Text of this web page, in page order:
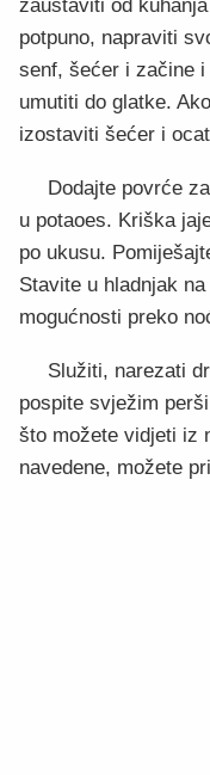
zaustaviti od
potpuno, napraviti
senf, šećer i začine
umutiti do glatke.
izostaviti šećer i
Dodajte povrće
u potaoes. Kriška
po ukusu.
Stavite u hladnjak
mogućnosti preko
Služiti, narezati
pospite svježim
što možete vidjeti iz
navedene, možete